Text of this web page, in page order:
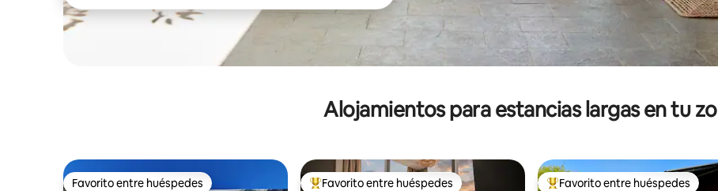
Alojamientos para estancias largas en tu
Favorito entre huéspedes Favorito entre huéspedes Favorito entre huéspedes